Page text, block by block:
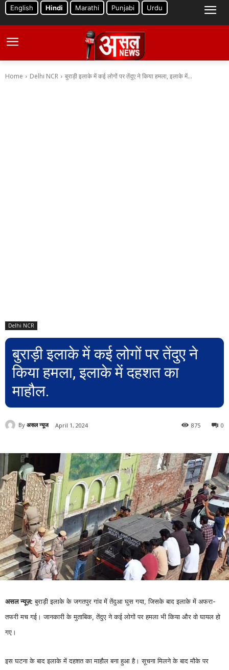
English Hindi Marathi Punjabi Urdu
Home Delhi NCR बुराड़ी इलाके में कई लोगों पर तेंदुए ने किया हमला, इलाके में...
Delhi NCR
बुराड़ी इलाके में कई लोगों पर तेंदुए ने
किया हमला, इलाके में दहशत का
माहौल.
By असल न्यूज April 1, 2024 0
875
असल न्यूज़: बुराड़ी इलाके के जगतपुर गांव में तेंदुआ घुस गया, जिसके बाद इलाके में अफरा-
तफरी मच गई। जानकारी के मुताबिक, तेंदुए ने कई लोगों पर हमला भी किया और वो घायल हो
गए।
इस घटना के बाद इलाके में दहशत का माहौल बना हुआ है। सूचना मिलने के बाद मौके पर